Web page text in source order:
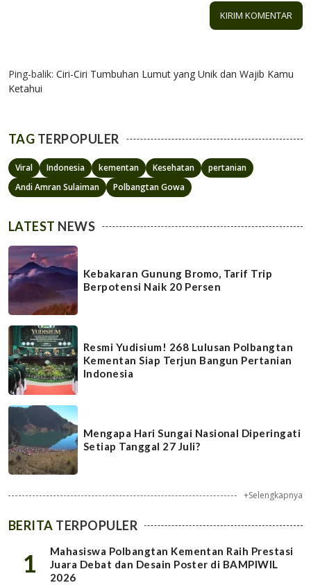
Ping-balik: Ciri-Ciri Tumbuhan Lumut yang Unik dan Wajib Kamu
Ketahui
TAG TERPOPULER
Viral Indonesia kementan Kesehatan
pertanian
Andi Amran Sulaiman
Polbangtan Gowa
LATEST NEWS
Kebakaran Gunung Bromo, Tarif Trip
Berpotensi Naik 20 Persen
Resmi Yudisium! 268 Lulusan Polbangtan
Kementan Siap Terjun Bangun Pertanian
Indonesia
Mengapa Hari Sungai Nasional Diperingati
Setiap Tanggal 27 Juli?
+Selengkapnya
BERITA TERPOPULER
1
Mahasiswa Polbangtan Kementan Raih Prestasi
Juara Debat dan Desain Poster di BAMPIWIL
2026